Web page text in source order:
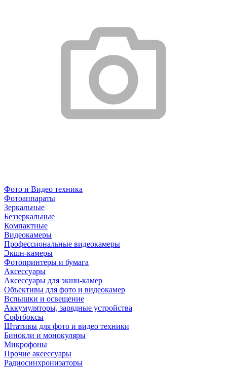
Фото и Видео техника
Фотоаппараты
Зеркальные
Беззеркальные
Компактные
Видеокамеры
Профессиональные видеокамеры
Экшн-камеры
Фотопринтеры и бумага
Аксессуары
Аксессуары для экшн-камер
Объективы для фото и видеокамер
Вспышки и освещение
Аккумуляторы, зарядные устройства
Софтбоксы
Штативы для фото и видео техники
Бинокли и монокуляры
Микрофоны
Прочие аксессуары
Радиосинхронизаторы